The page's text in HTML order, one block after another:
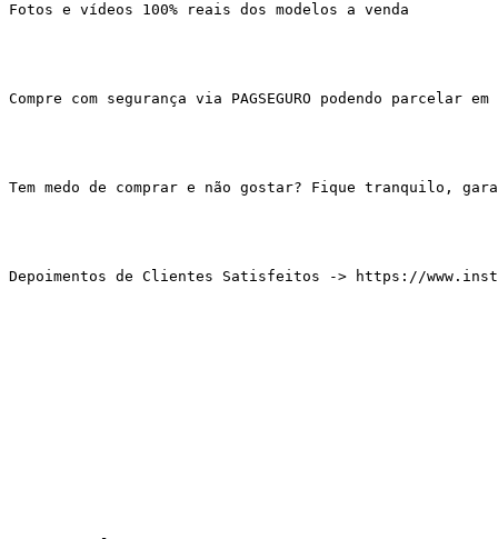
Fotos e vídeos 100% reais dos modelos a venda
Compre com segurança via PAGSEGURO podendo
Tem medo de comprar e não gostar? Fique tranquilo,
Depoimentos de Clientes Satisfeitos -> https://